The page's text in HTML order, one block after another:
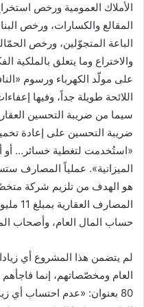
الأملاك العمومية ورخص
المقالع والكسارات، ورخص
الباعة المتجوّلين، ورخص
والاختراع وما يتعلق بالملكية
على مولّد الكهرباء ورسوم
اللائحة طويلة جداً، وفيها
سيما من ضريبة التحسين
ضريبة التحسين على إعادة
«استُخدمت لتغطية خسائر…
الميزانية». عملياً المصارف
هو الهدف من تلزيم شركة
حساب المال العام، وأصحاب
لم يتضمن هذا المشروع أي
العام ومخصّصاتهم، إنما
80 بعنوان: «عدم احتساب